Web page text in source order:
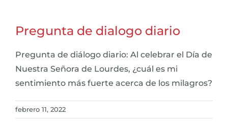
Pregunta de dialogo diario
Pregunta de diálogo diario: Al celebrar el Día de
Nuestra Señora de Lourdes, ¿cuál es mi
sentimiento más fuerte acerca de los milagros?
febrero 11, 2022